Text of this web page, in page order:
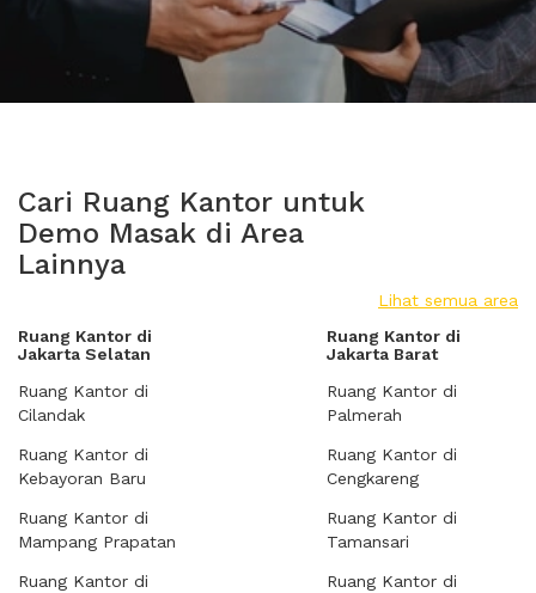
Cari Ruang Kantor untuk
Demo Masak di Area
Lainnya
Lihat semua area
Ruang Kantor di
Jakarta Selatan
Ruang Kantor di
Cilandak
Ruang Kantor di
Kebayoran Baru
Ruang Kantor di
Mampang Prapatan
Ruang Kantor di
Ruang Kantor di
Jakarta Barat
Ruang Kantor di
Palmerah
Ruang Kantor di
Cengkareng
Ruang Kantor di
Tamansari
Ruang Kantor di